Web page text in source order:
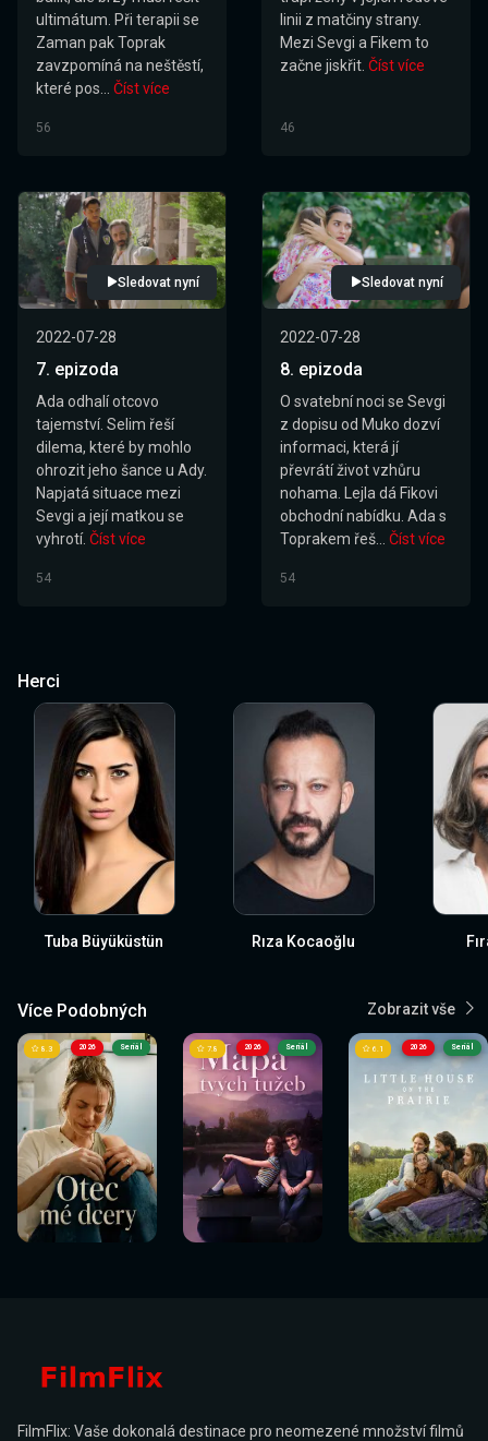
ultimátum. Při terapii se
Zaman pak Toprak
zavzpomíná na neštěstí,
které pos... Číst více
56
linii z matčiny strany.
Mezi Sevgi a Fikem to
začne jiskřit. Číst více
46
Sledovat nyní
2022-07-28
7. epizoda
Ada odhalí otcovo
tajemství. Selim řeší
dilema, které by mohlo
ohrozit jeho šance u Ady.
Napjatá situace mezi
Sevgi a její matkou se
vyhrotí. Číst více
54
Sledovat nyní
2022-07-28
8. epizoda
O svatební noci se Sevgi
z dopisu od Muko dozví
informaci, která jí
převrátí život vzhůru
nohama. Lejla dá Fikovi
obchodní nabídku. Ada s
Toprakem řeš... Číst více
54
Herci
Tuba Büyüküstün Rıza Kocaoğlu
Více Podobných Zobrazit vše
2026
8.3 Seriál 2026
7.8 Seriál 2026
6.1 Seriál
FilmFlix: Vaše dokonalá destinace pro neomezené množství filmů